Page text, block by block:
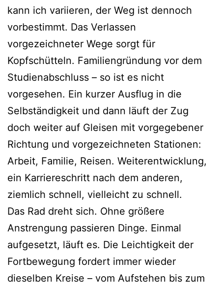
kann ich variieren, der Weg ist dennoch
vorbestimmt. Das Verlassen
vorgezeichneter Wege sorgt für
Kopfschütteln. Familiengründung vor dem
Studienabschluss – so ist es nicht
vorgesehen. Ein kurzer Ausflug in die
Selbständigkeit und dann läuft der Zug
doch weiter auf Gleisen mit vorgegebener
Richtung und vorgezeichneten Stationen:
Arbeit, Familie, Reisen. Weiterentwicklung,
ein Karriereschritt nach dem anderen,
ziemlich schnell, vielleicht zu schnell.
Das Rad dreht sich. Ohne größere
Anstrengung passieren Dinge. Einmal
aufgesetzt, läuft es. Die Leichtigkeit der
Fortbewegung fordert immer wieder
dieselben Kreise – vom Aufstehen bis zum